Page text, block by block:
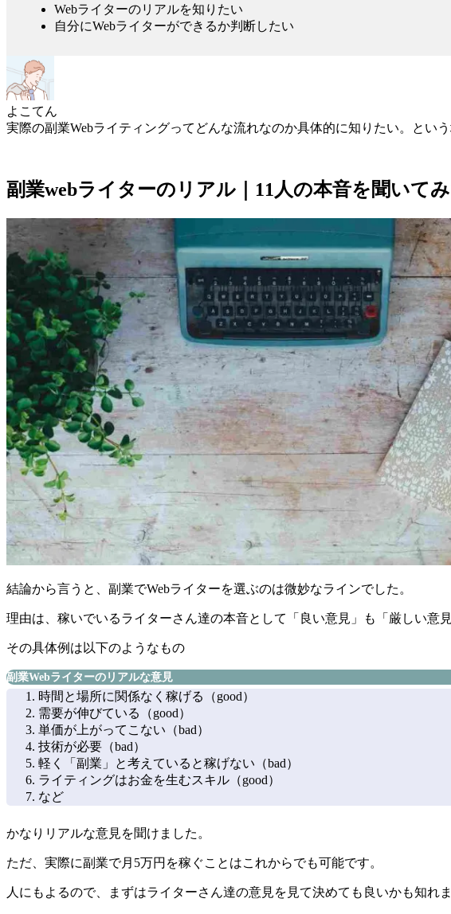
Webライターのリアルを知りたい
自分にWebライターができるか判断したい
よこてん
実際の副業Webライティングってどんな流れなのか具体的に知りたい。とい
副業webライターのリアル｜11人の本音を聞いてみ
結論から言うと、 副業でWebライターを選ぶのは微妙なラインでした。
理由は、 稼いでいるライターさん達の本音として「良い意見」も「厳しい意
その具体例は以下のようなもの
副業Webライターのリアルな意見
時間と場所に関係なく稼げる（good）
需要が伸びている（good）
単価が上がってこない（bad）
技術が必要（bad）
軽く「副業」と考えていると稼げない（bad）
ライティングはお金を生むスキル（good）
など
かなりリアルな意見を聞けました。
ただ、実際に副業で月5万円を稼ぐことはこれからでも可能です。
人にもよるので、まずはライターさん達の意見を見て決めても良いかも知れま